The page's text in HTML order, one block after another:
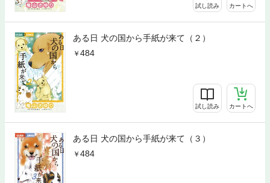
試し読み カートへ
ある日 犬の国から手紙が来て（２）
484
試し読み カートへ
ある日 犬の国から手紙が来て（３）
484